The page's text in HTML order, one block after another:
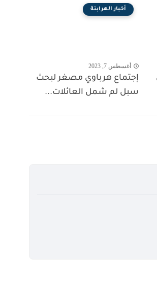
أخبار الهرابنة
أغسطس 7, 2023
إجتماع هرباوي مصغر لبحث
سبل لم شمل العائلات...